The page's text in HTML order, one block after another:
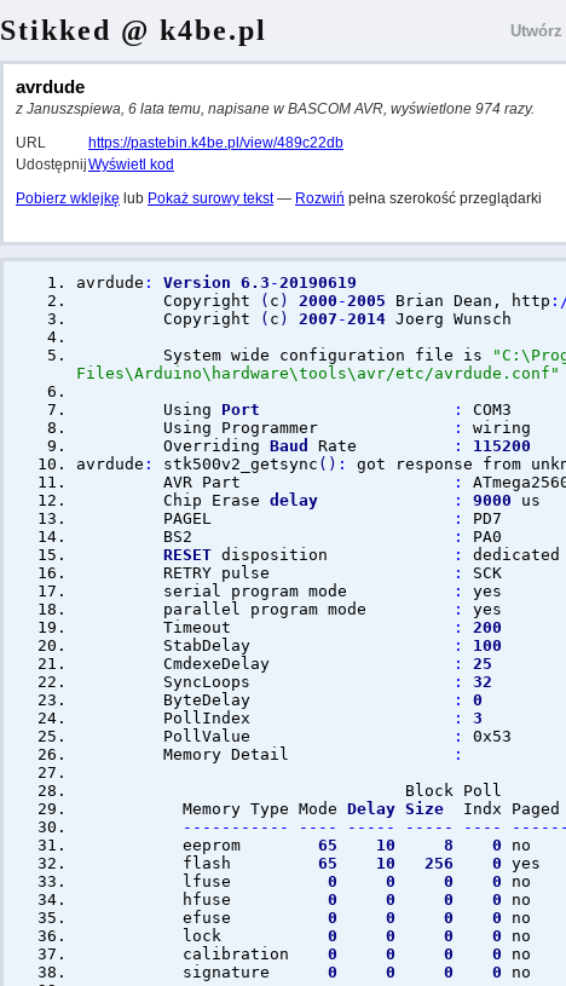
Stikked @ k4be.pl Utwórz
avrdude
z Januszspiewa, 6 lata temu, napisane w BASCOM AVR, wyświetlone 974 razy.
URL
https://pastebin.k4be.pl/view/489c22db
UdostępnijWyświetl kod
Pobierz wklejkę lub Pokaż surowy tekst — Rozwiń pełna szerokość przeglądarki
avrdude : Version 6.3 -20190619
Copyright
( c ) 2000 -2005 Brian Dean, http
Copyright
( c ) 2007 -2014 Joerg Wunsch
System wide configuration file is
Files\Arduino\hardware\tools\avr/etc/avrdude.conf"
Using Port :
COM3
Using Programmer
:
wiring
Overriding Baud Rate :
115200
avrdude : stk500v2_getsync ( ) :
got response from
AVR Part
:
Chip Erase delay : 9000 us
PAGEL
:
PD7
BS2
:
PA0
RESET disposition :
dedicated
RETRY pulse
:
SCK
serial program mode
:
yes
parallel program mode
:
yes
Timeout
:
200
StabDelay
:
100
CmdexeDelay
:
25
SyncLoops
:
32
ByteDelay
:
0
PollIndex
:
3
PollValue
:
0x53
Memory Detail
:
Block Poll
Memory Type Mode Delay Size Indx
-----------
---- ----- ----- ---- ------
eeprom 65 10 8 0
flash 65 10 256 0
lfuse 0 0 0 0
hfuse 0 0 0 0
efuse 0 0 0 0
lock 0 0 0 0
calibration 0 0 0 0
signature 0 0 0 0